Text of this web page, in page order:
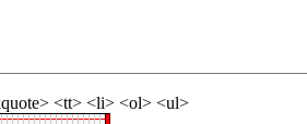
<tt> <li> <ol> <ul>